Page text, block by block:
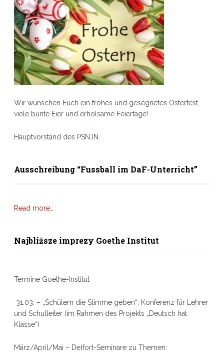
Wir wünschen Euch ein frohes und gesegnetes Osterfest,
viele bunte Eier und erholsame Feiertage!
Hauptvorstand des PSNJN
Ausschreibung “Fussball im DaF-Unterricht”
Read more…
Najbliższe imprezy Goethe Institut
Termine Goethe-Institut
31.03. – „Schülern die Stimme geben“; Konferenz für Lehrer
und Schulleiter (im Rahmen des Projekts „Deutsch hat
Klasse“)
März/April/Mai – Delfort-Seminare zu Themen: